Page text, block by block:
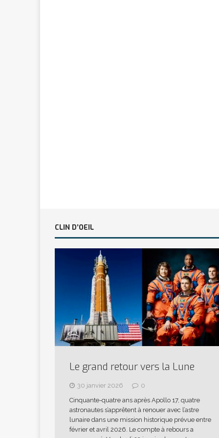
CLIN D’OEIL
Le grand retour vers la Lune
30 janvier 2026
0
Cinquante-quatre ans après Apollo 17, quatre
astronautes s’apprêtent à renouer avec l’astre
lunaire dans une mission historique prévue entre
février et avril 2026. Le compte à rebours a